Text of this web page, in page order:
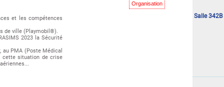
Organisation
et les compétences
de ville (Playmobil®).
2023 la Sécurité
PMA (Poste Médical
cette situation de crise
Salle 342B